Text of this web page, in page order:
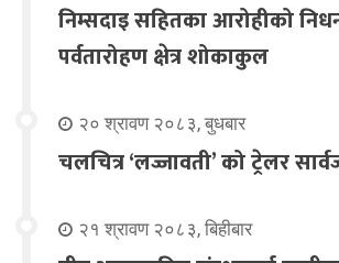
निम्सदाइ सहितका आरोहीको
पर्वतारोहण क्षेत्र शोकाकुल
२० श्रावण २०८३, बुधबार
चलचित्र ‘लज्जावती’ को ट्रेलर
२१ श्रावण २०८३, बिहीबार